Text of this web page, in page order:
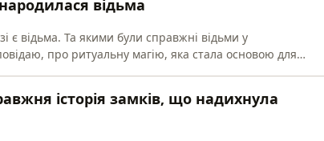
проєкт п
відьма
є відьма. Та якими були справжні відьми у
читати Толкін
історія замків, що надихнула